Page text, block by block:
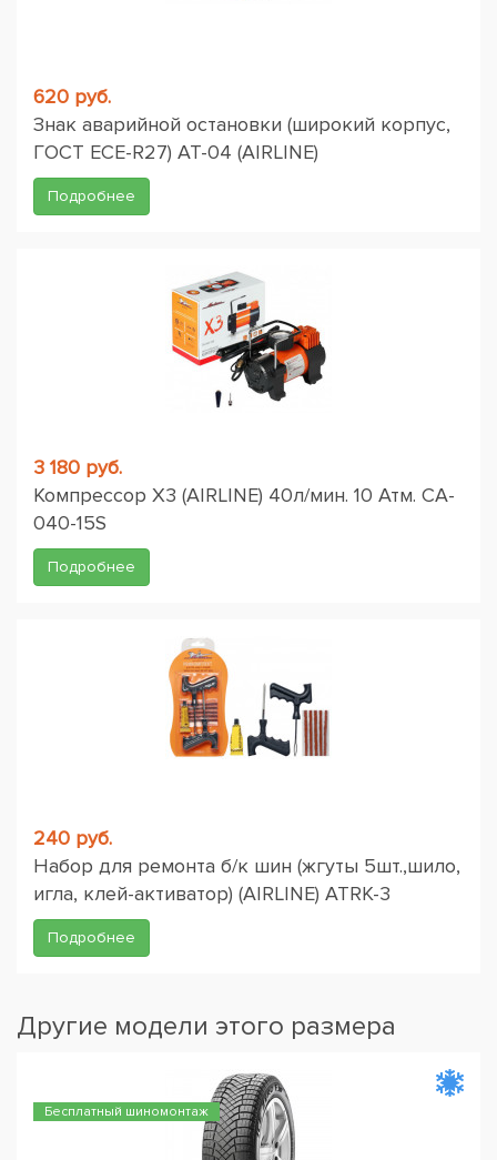
620 руб.
Знак аварийной остановки (широкий корпус,
ГОСТ ЕСЕ-R27) AT-04 (AIRLINE)
Подробнее
3 180 руб.
Компрессор X3 (AIRLINE) 40л/мин. 10 Атм. CA-
040-15S
Подробнее
240 руб.
Набор для ремонта б/к шин (жгуты 5шт.,шило,
игла, клей-активатор) (AIRLINE) ATRK-3
Подробнее
Другие модели этого размера
Бесплатный шиномонтаж